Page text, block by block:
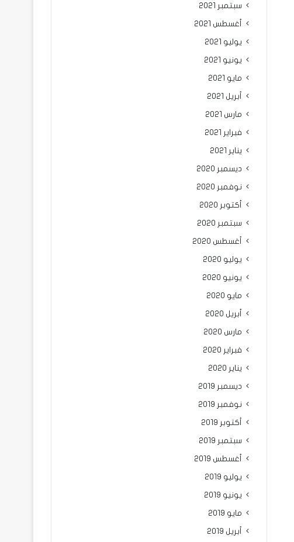
سبتمبر 2021
أغسطس 2021
يوليو 2021
يونيو 2021
مايو 2021
أبريل 2021
مارس 2021
فبراير 2021
يناير 2021
ديسمبر 2020
نوفمبر 2020
أكتوبر 2020
سبتمبر 2020
أغسطس 2020
يوليو 2020
يونيو 2020
مايو 2020
أبريل 2020
مارس 2020
فبراير 2020
يناير 2020
ديسمبر 2019
نوفمبر 2019
أكتوبر 2019
سبتمبر 2019
أغسطس 2019
يوليو 2019
يونيو 2019
مايو 2019
أبريل 2019